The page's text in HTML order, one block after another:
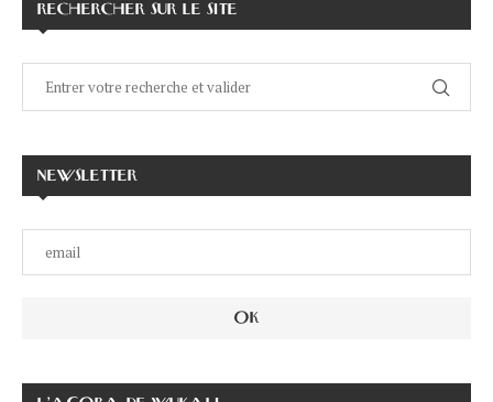
RECHERCHER SUR LE SITE
NEWSLETTER